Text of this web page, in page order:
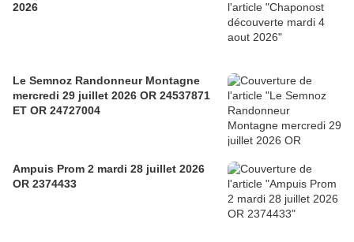
2026
Le Semnoz Randonneur Montagne
mercredi 29 juillet 2026 OR 24537871
ET OR 24727004
Ampuis Prom 2 mardi 28 juillet 2026
OR 2374433